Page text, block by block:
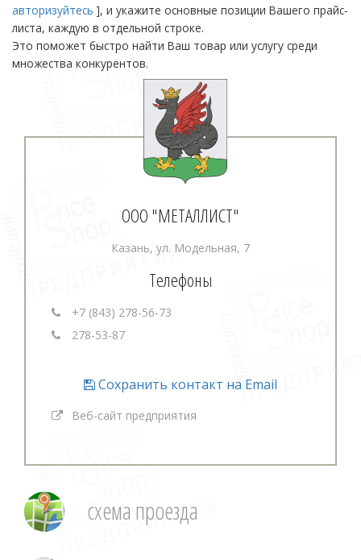
авторизуйтесь ], и укажите основные позиции Вашего прайс-
листа, каждую в отдельной строке.
Это поможет быстро найти Ваш товар или услугу среди
множества конкурентов.
ООО "МЕТАЛЛИСТ"
Казань, ул. Модельная, 7
Телефоны
+7 (843) 278-56-73
278-53-87
Сохранить контакт на Email
Веб-сайт предприятия
схема проезда